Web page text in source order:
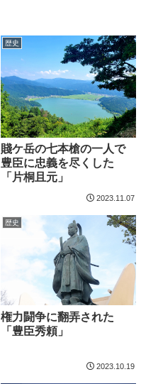
歴史
賤ケ岳の七本槍の一人で
豊臣に忠義を尽くした
「片桐且元」
2023.11.07
歴史
権力闘争に翻弄された
「豊臣秀頼」
2023.10.19